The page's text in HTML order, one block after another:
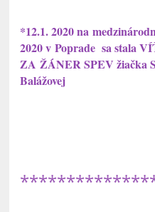
*12.1. 2020 na
2020 v Poprade sa stala
ZA ŽÁNER SPEV žiačka
Balážovej